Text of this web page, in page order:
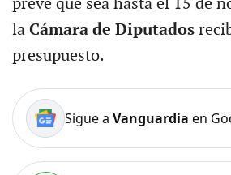
prevé que sea hasta el 15 de
la Cámara de Diputados
presupuesto.
Sigue a Vanguardia en